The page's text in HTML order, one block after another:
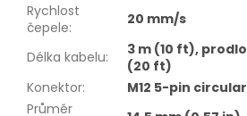
Rychlost
čepele: 20 mm/s
Délka kabelu:
3 m (10 ft),
(20 ft)
Konektor:
M12 5-pin circular
Průměr